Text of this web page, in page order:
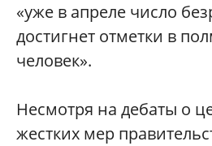
«уже в апреле число
достигнет отметки в
человек».
Несмотря на дебаты о
жестких мер